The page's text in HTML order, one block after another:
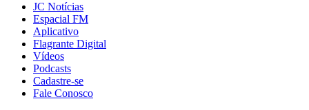
JC Notícias
Espacial FM
Aplicativo
Flagrante Digital
Vídeos
Podcasts
Cadastre-se
Fale Conosco